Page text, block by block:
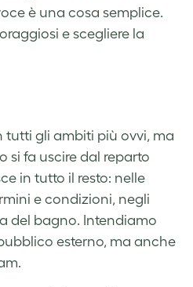
è una cosa semplice.
e scegliere la
tutti gli ambiti più ovvi, ma
si fa uscire dal reparto
in tutto il resto: nelle
e condizioni, negli
del bagno. Intendiamo
esterno, ma anche